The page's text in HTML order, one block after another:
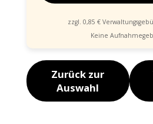
zzgl. 0,85 €
Keine
Zurück zur
Auswahl